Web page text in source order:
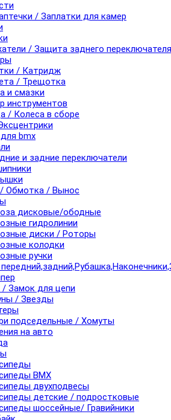
/ Заплатки для камер
/ Защита заднего переключателя
/ Катридж
/ Трещотка
и смазки
инструментов
/ Колеса в сборе
bmx
и задние переключатели
Обмотка / Вынос
дисковые/ободные
гидролинии
диски / Роторы
колодки
ручки
/ Замок для цепи
/ Звезды
подседельные / Хомуты
на авто
BMX
двухподвесы
детские / подростковые
шоссейные/ Гравийники